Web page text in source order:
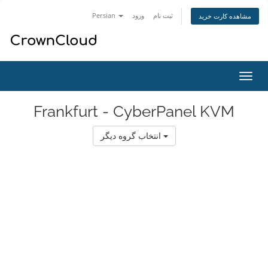
Persian ورود ثبت نام مشاهده کارت خرید
تغییر
Frankfurt - CyberPanel KVM